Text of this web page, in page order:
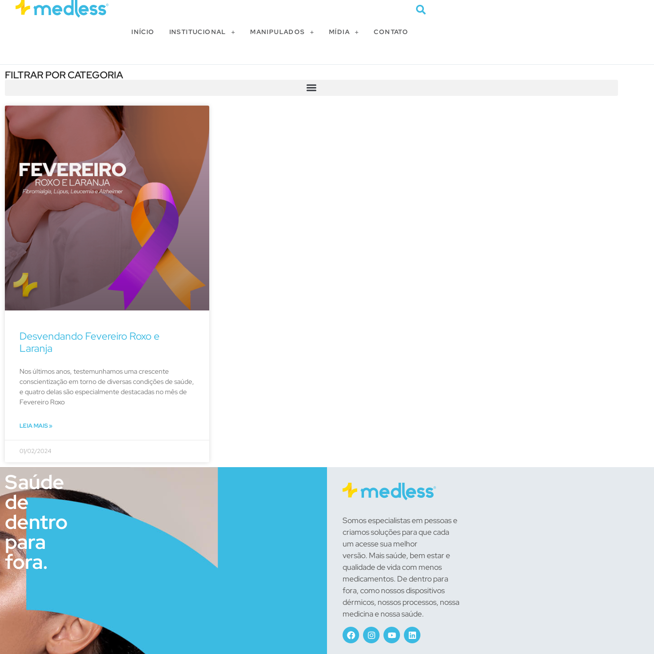
INÍCIO INSTITUCIONAL MANIPULADOS MÍDIA CONTATO
FILTRAR POR CATEGORIA
Desvendando Fevereiro Roxo e
Laranja
Nos últimos anos, testemunhamos uma crescente
conscientização em torno de diversas condições de saúde,
e quatro delas são especialmente destacadas no mês de
Fevereiro Roxo
LEIA MAIS »
01/02/2024
Saúde
de
dentro
para
fora.
Somos especialistas em pessoas e
criamos soluções para que cada
um acesse sua melhor
versão. Mais saúde, bem estar e
qualidade de vida com menos
medicamentos. De dentro para
fora, como nossos dispositivos
dérmicos, nossos processos, nossa
medicina e nossa saúde.